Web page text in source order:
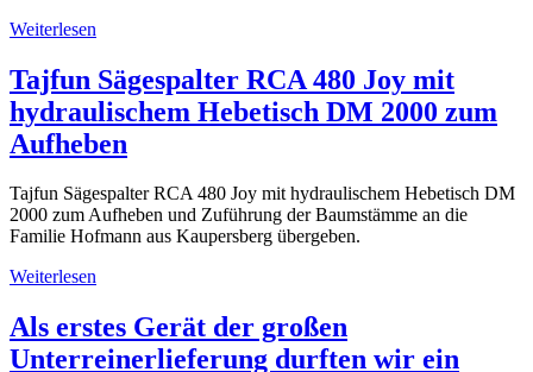
Weiterlesen
Tajfun Sägespalter RCA 480 Joy mit
hydraulischem Hebetisch DM 2000 zum
Aufheben
Tajfun Sägespalter RCA 480 Joy mit hydraulischem Hebetisch DM
2000 zum Aufheben und Zuführung der Baumstämme an die
Familie Hofmann aus Kaupersberg übergeben.
Weiterlesen
Als erstes Gerät der großen
Unterreinerlieferung durften wir ein